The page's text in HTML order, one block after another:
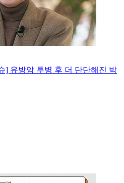
] 유방암 투병 후 더 단단해진 박